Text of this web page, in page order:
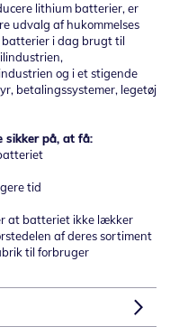
lithium batterier, er
udvalg af hukommelses
i dag brugt til
og i et stigende
betalingssystemer, legetøj
sikker på, at få:
tid
at batteriet ikke lækker
af deres sortiment
til forbruger